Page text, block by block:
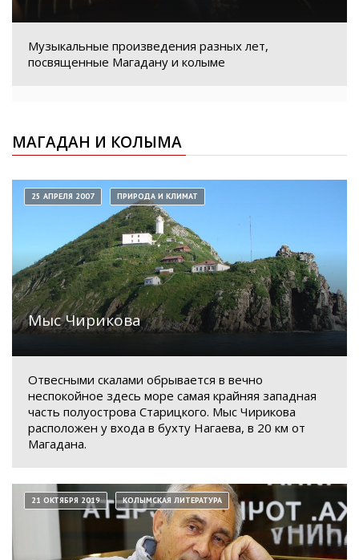
Музыкальные произведения разных лет,
посвященные Магадану и колыме
МАГАДАН И КОЛЫМА
Мыс Чирикова
25 АПРЕЛЯ 2007 ПРИРОДА И КЛИМАТ
Отвесными скалами обрывается в вечно
неспокойное здесь море самая крайняя западная
часть полуострова Старицкого. Мыс Чирикова
расположен у входа в бухту Нагаева, в 20 км от
Магадана.
21 ОКТЯБРЯ 2019 КОЛЫМСКАЯ ЛИТЕРАТУРА